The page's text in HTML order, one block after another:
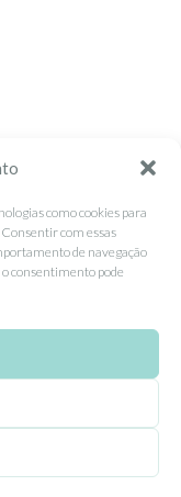
como cookies para
com essas
de navegação
consentimento pode